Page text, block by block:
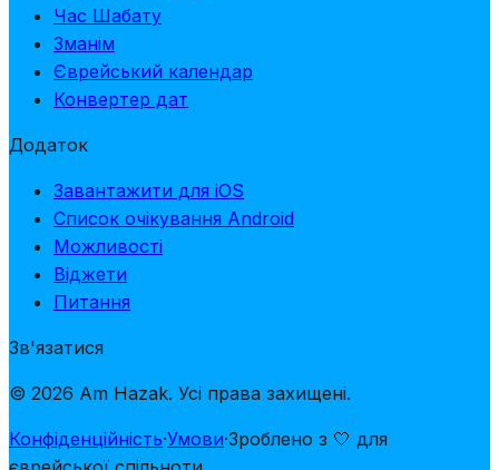
Час Шабату
Зманім
Єврейський календар
Конвертер дат
Додаток
Завантажити для iOS
Список очікування Android
Можливості
Віджети
Питання
Зв'язатися
© 2026 Am Hazak. Усі права захищені.
Конфіденційність·Умови·Зроблено з 🤍 для